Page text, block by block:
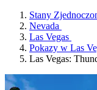
Stany
Nevada
Las Vegas
Pokazy w Las
Las Vegas: